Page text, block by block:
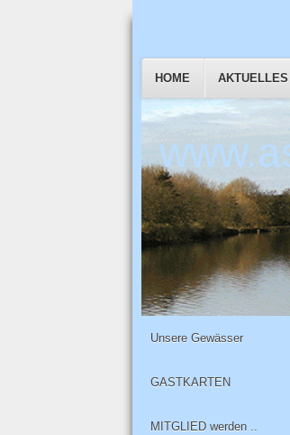
HOME AKTUELLES
Unsere Gewässer
GASTKARTEN
MITGLIED werden ..